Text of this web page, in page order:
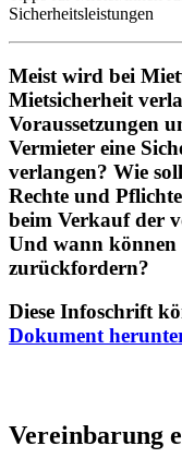
Sicherheitsleistungen
Meist wird bei
Mietsicherheit
Voraussetzungen
Vermieter eine
verlangen? Wie
Rechte und
beim Verkauf der
Und wann können
zurückfordern?
Diese Infoschrift
Dokument
Vereinbarung